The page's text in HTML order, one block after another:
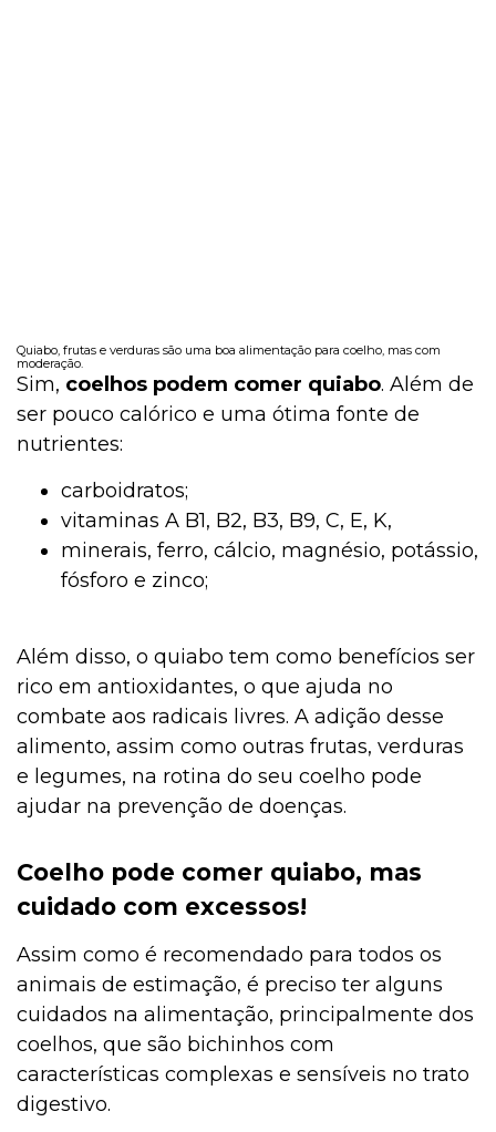
Quiabo, frutas e verduras são uma boa alimentação para coelho, mas com
moderação.
Sim, coelhos podem comer quiabo. Além de
ser pouco calórico e uma ótima fonte de
nutrientes:
carboidratos;
vitaminas A B1, B2, B3, B9, C, E, K,
minerais, ferro, cálcio, magnésio, potássio,
fósforo e zinco;
Além disso, o quiabo tem como benefícios ser
rico em antioxidantes, o que ajuda no
combate aos radicais livres. A adição desse
alimento, assim como outras frutas, verduras
e legumes, na rotina do seu coelho pode
ajudar na prevenção de doenças.
Coelho pode comer quiabo, mas
cuidado com excessos!
Assim como é recomendado para todos os
animais de estimação, é preciso ter alguns
cuidados na alimentação, principalmente dos
coelhos, que são bichinhos com
características complexas e sensíveis no trato
digestivo.